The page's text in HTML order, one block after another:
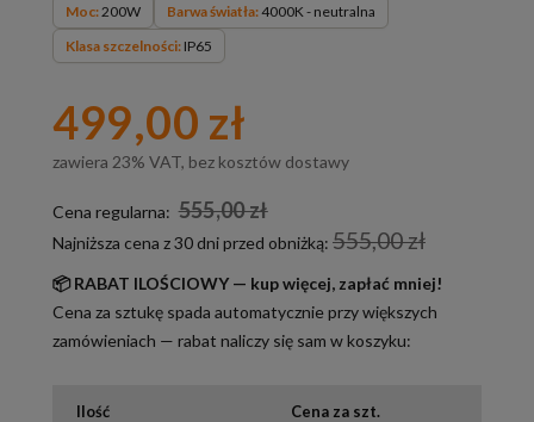
Moc: 200W Barwa światła:4000K - neutralna
Klasa szczelności: IP65
499,00 zł
zawiera 23% VAT, bez kosztów dostawy
Cena regularna: 555,00 zł
Najniższa cena z 30 dni przed obniżką: 555,00 zł
📦 RABAT ILOŚCIOWY — kup więcej, zapłać mniej!
Cena za sztukę spada automatycznie przy większych
zamówieniach — rabat naliczy się sam w koszyku:
Ilość Cena za szt.